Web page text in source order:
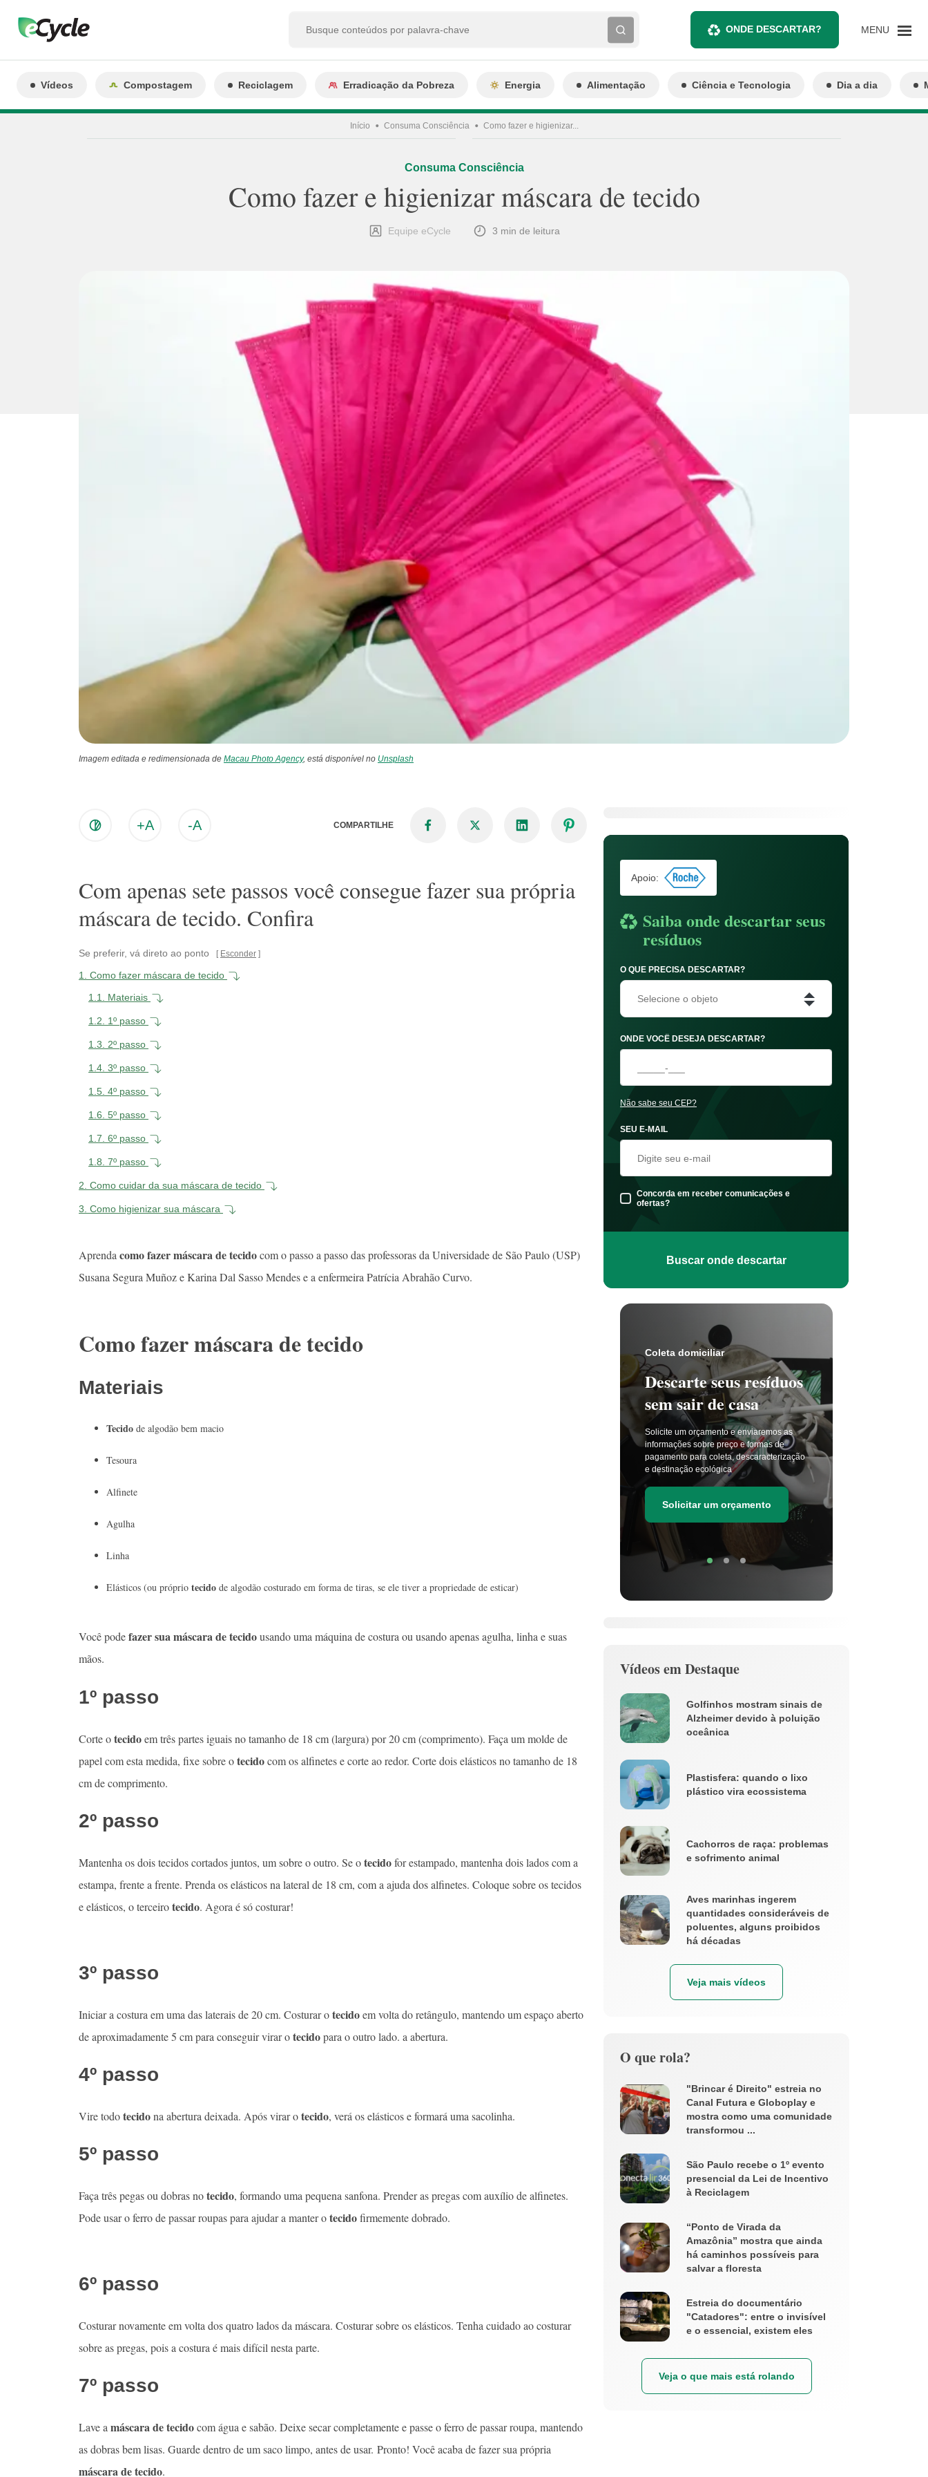
ONDE DESCARTAR? MENU
Vídeos Compostagem Reciclagem Erradicação da Pobreza Energia Alimentação Ciência e Tecnologia Dia a dia
Início Consuma Consciência Como fazer e higienizar...
Consuma Consciência
Como fazer e higienizar máscara de tecido
Equipe eCycle 3 min de leitura
Imagem editada e redimensionada de Macau Photo Agency, está disponível no Unsplash
+A -A COMPARTILHE
Com apenas sete passos você consegue fazer sua própria
máscara de tecido. Confira
Se preferir, vá direto ao ponto Esconder
1.
Como fazer máscara de tecido
1.1.
Materiais
1.2. 1º passo
1.3. 2º passo
1.4. 3º passo
1.5. 4º passo
1.6. 5º passo
1.7. 6º passo
1.8. 7º passo
2. Como cuidar da sua máscara de tecido
3. Como higienizar sua máscara
Aprendacomo fazer máscara de tecidocom o passo a passo das professoras da Universidade de São Paulo (USP)
Susana Segura Muñoz e Karina Dal Sasso Mendes e a enfermeira Patrícia Abrahão Curvo.
Como fazer máscara de tecido
Materiais
Tecido de algodão bem macio
Tesoura
Alfinete
Agulha
Linha
Elásticos (ou próprio tecido de algodão costurado em forma de tiras, se ele tiver a propriedade de esticar)
Você podefazer sua máscara de tecidousando uma máquina de costura ou usando apenas agulha, linha e suas
mãos.
1º passo
Corte otecidoem três partes iguais no tamanho de 18 cm (largura) por 20 cm (comprimento). Faça um molde de
papel com esta medida, fixe sobre otecidocom os alfinetes e corte ao redor. Corte dois elásticos no tamanho de 18
cm de comprimento.
2º passo
Mantenha os dois tecidos cortados juntos, um sobre o outro. Se otecidofor estampado, mantenha dois lados com a
estampa, frente a frente. Prenda os elásticos na lateral de 18 cm, com a ajuda dos alfinetes. Coloque sobre os tecidos
e elásticos, o terceirotecido. Agora é só costurar!
3º passo
Iniciar a costura em uma das laterais de 20 cm. Costurar otecidoem volta do retângulo, mantendo um espaço aberto
de aproximadamente 5 cm para conseguir virar otecidopara o outro lado. a abertura.
4º passo
Vire todotecidona abertura deixada. Após virar otecido, verá os elásticos e formará uma sacolinha.
5º passo
Faça três pegas ou dobras notecido, formando uma pequena sanfona. Prender as pregas com auxílio de alfinetes.
Pode usar o ferro de passar roupas para ajudar a manter otecidofirmemente dobrado.
6º passo
Costurar novamente em volta dos quatro lados da máscara. Costurar sobre os elásticos. Tenha cuidado ao costurar
sobre as pregas, pois a costura é mais difícil nesta parte.
7º passo
Lave amáscara de tecidocom água e sabão. Deixe secar completamente e passe o ferro de passar roupa, mantendo
as dobras bem lisas. Guarde dentro de um saco limpo, antes de usar. Pronto! Você acaba de fazer sua própria
máscara de tecido.
Apoio:
Saiba onde descartar seus
resíduos
O QUE PRECISA DESCARTAR?
Selecione o objeto
ONDE VOCÊ DESEJA DESCARTAR?
Não sabe seu CEP?
SEU E-MAIL
Concorda em receber comunicações e
ofertas?
Buscar onde descartar
Coleta domiciliar
Descarte seus resíduos
sem sair de casa
Solicite um orçamento e enviaremos as
informações sobre preço e formas de
pagamento para coleta, descaracterização
e destinação ecológica
Solicitar um orçamento
Vídeos em Destaque
Golfinhos mostram sinais de
Alzheimer devido à poluição
oceânica
Plastisfera: quando o lixo
plástico vira ecossistema
Cachorros de raça: problemas
e sofrimento animal
Aves marinhas ingerem
quantidades consideráveis de
poluentes, alguns proibidos
há décadas
Veja mais vídeos
O que rola?
"Brincar é Direito" estreia no
Canal Futura e Globoplay e
mostra como uma comunidade
transformou ...
São Paulo recebe o 1º evento
presencial da Lei de Incentivo
à Reciclagem
“Ponto de Virada da
Amazônia” mostra que ainda
há caminhos possíveis para
salvar a floresta
Estreia do documentário
"Catadores": entre o invisível
e o essencial, existem eles
Veja o que mais está rolando